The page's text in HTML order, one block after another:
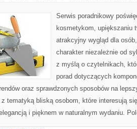
Serwis poradnikowy
kosmetykom, upiększaniu
atrakcyjny wygląd dla
charakter niezależnie od
z myślą o czytelnikach,
porad dotyczących
oraz sprawdzonych sposobów na
tematyką bliską osobom, które interesują
i pięknem w naturalnym wydaniu.